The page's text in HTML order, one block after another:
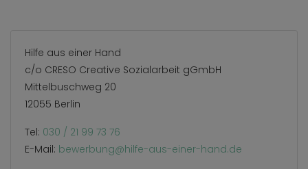
Hilfe aus einer Hand
c/o CRESO Creative Sozialarbeit gGmbH
Mittelbuschweg 20
12055 Berlin
Tel: 030 / 21 99 73 76
E-Mail: bewerbung@hilfe-aus-einer-hand.de